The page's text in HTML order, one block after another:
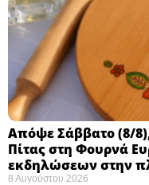
Απόψε Σάββατο (8/8),
Πίτας στη Φουρνά
εκδηλώσεων στην
8 Αυγούστου 2026